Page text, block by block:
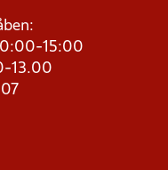
15:00
13.00